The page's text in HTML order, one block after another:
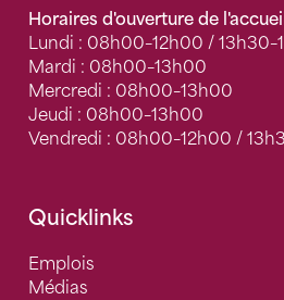
Horaires d'ouverture de
Lundi : 08h00–12h00 /
Mardi : 08h00–13h00
Mercredi : 08h00–13h00
Jeudi : 08h00–13h00
Vendredi : 08h00–12h00 /
Quicklinks
Emplois
Médias